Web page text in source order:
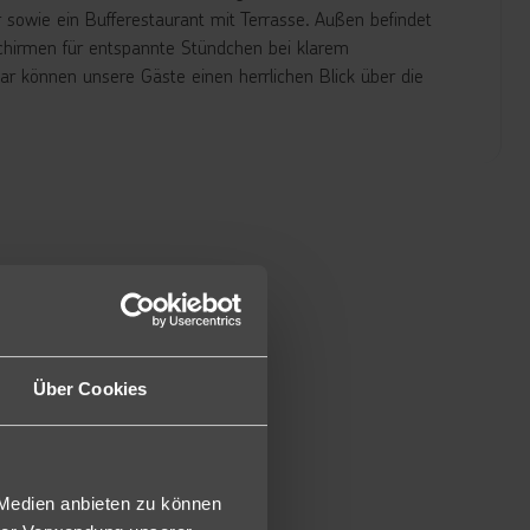
Über Cookies
anbieten zu können
ein Bufferestaurant mit Terrasse. Außen befindet
für entspannte Stündchen bei klarem
können unsere Gäste einen herrlichen Blick über die
sind diese etwas größer und verfügen über
Gegen Aufpreis auch in bevorzugter Lage (4.-7. Etage)
RPP).
Superior verfügen diese über ein Kingsize-
verfügen diese über eine Badewanne, sind noch